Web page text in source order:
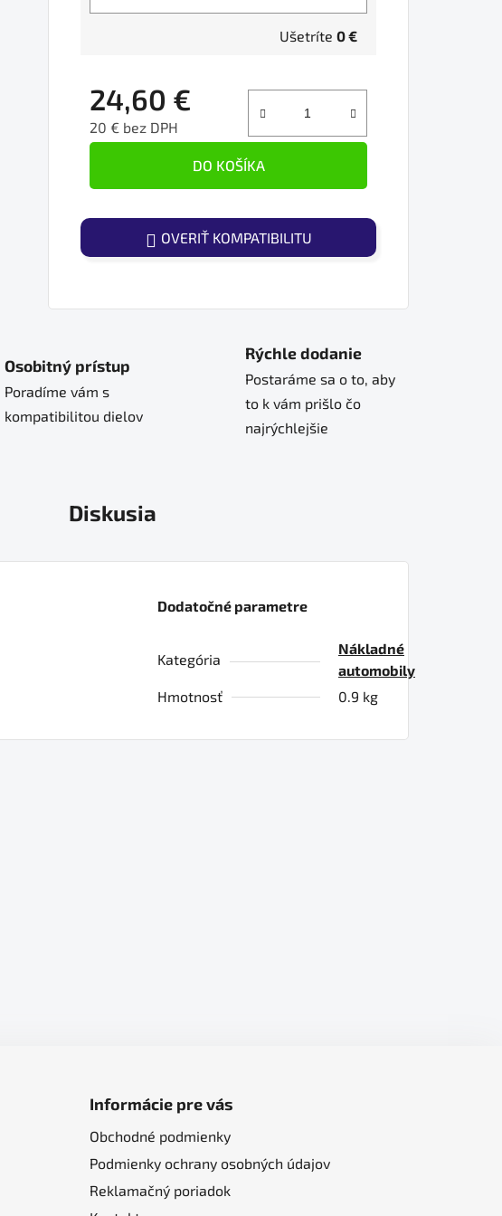
Ušetríte 0 €
24,60 €
20 € bez DPH
DO KOŠÍKA
OVERIŤ KOMPATIBILITU
Osobitný prístup
Poradíme vám s
kompatibilitou dielov
Rýchle dodanie
Postaráme sa o to, aby
to k vám prišlo čo
najrýchlejšie
Diskusia
Dodatočné parametre
Kategória
Nákladné
automobily
Hmotnosť
0.9 kg
Informácie pre vás
Obchodné podmienky
Podmienky ochrany osobných údajov
Reklamačný poriadok